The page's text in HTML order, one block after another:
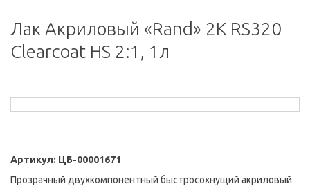
Лак Акриловый «Rand» 2К RS320
Clearcoat HS 2:1, 1л
Артикул: ЦБ-00001671
Прозрачный двухкомпонентный быстросохнущий акриловый